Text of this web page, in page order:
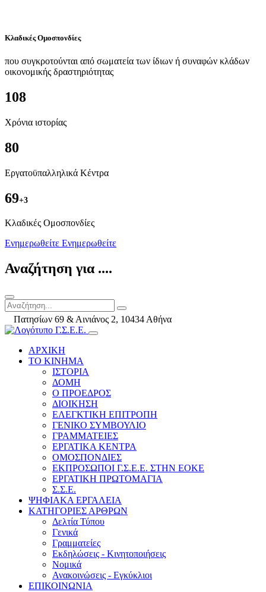
Κλαδικές Ομοσπονδίες
που συγκροτούνται από σωματεία των ίδιων ή συναφών κλάδων
οικονομικής δραστηριότητας
108
Χρόνια ιστορίας
80
Εργατοϋπαλληλικά Κέντρα
69+3
Kλαδικές Ομοσπονδίες
Ενημερωθείτε Ενημερωθείτε
Αναζήτηση για ....
Πατησίων 69 & Αινιάνος 2, 10434 Αθήνα
ΑΡΧΙΚΗ
ΤΟ ΚΙΝΗΜΑ
ΙΣΤΟΡΙΑ
ΔΟΜΗ
Ο ΠΡΟΕΔΡΟΣ
ΔΙΟΙΚΗΣΗ
ΕΛΕΓΚΤΙΚΗ ΕΠΙΤΡΟΠΗ
ΓΕΝΙΚΟ ΣΥΜΒΟΥΛΙΟ
ΓΡΑΜΜΑΤΕΙΕΣ
ΕΡΓΑΤΙΚΑ ΚΕΝΤΡΑ
ΟΜΟΣΠΟΝΔΙΕΣ
ΕΚΠΡΟΣΩΠΟΙ Γ.Σ.Ε.Ε. ΣΤΗΝ ΕΟΚΕ
ΕΡΓΑΤΙΚΗ ΠΡΩΤΟΜΑΓΙΑ
Σ.Σ.Ε.
ΨΗΦΙΑΚΑ ΕΡΓΑΛΕΙΑ
ΚΑΤΗΓΟΡΙΕΣ ΑΡΘΡΩΝ
Δελτία Τύπου
Γενικά
Γραμματείες
Εκδηλώσεις - Κινητοποιήσεις
Νομικά
Ανακοινώσεις - Εγκύκλιοι
ΕΠΙΚΟΙΝΩΝΙΑ